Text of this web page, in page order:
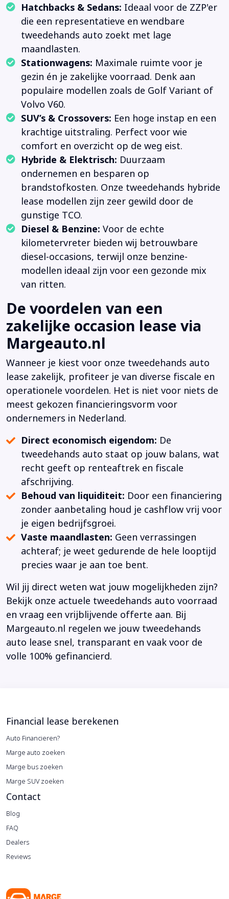
Hatchbacks & Sedans: Ideaal voor de ZZP'er
die een representatieve en wendbare
tweedehands auto zoekt met lage
maandlasten.
Stationwagens: Maximale ruimte voor je
gezin én je zakelijke voorraad. Denk aan
populaire modellen zoals de Golf Variant of
Volvo V60.
SUV’s & Crossovers: Een hoge instap en een
krachtige uitstraling. Perfect voor wie
comfort en overzicht op de weg eist.
Hybride & Elektrisch: Duurzaam
ondernemen en besparen op
brandstofkosten. Onze tweedehands hybride
lease modellen zijn zeer gewild door de
gunstige TCO.
Diesel & Benzine: Voor de echte
kilometervreter bieden wij betrouwbare
diesel-occasions, terwijl onze benzine-
modellen ideaal zijn voor een gezonde mix
van ritten.
De voordelen van een
zakelijke occasion lease via
Margeauto.nl
Wanneer je kiest voor onze tweedehands auto
lease zakelijk, profiteer je van diverse fiscale en
operationele voordelen. Het is niet voor niets de
meest gekozen financieringsvorm voor
ondernemers in Nederland.
Direct economisch eigendom: De
tweedehands auto staat op jouw balans, wat
recht geeft op renteaftrek en fiscale
afschrijving.
Behoud van liquiditeit: Door een financiering
zonder aanbetaling houd je cashflow vrij voor
je eigen bedrijfsgroei.
Vaste maandlasten: Geen verrassingen
achteraf; je weet gedurende de hele looptijd
precies waar je aan toe bent.
Wil jij direct weten wat jouw mogelijkheden zijn?
Bekijk onze actuele tweedehands auto voorraad
en vraag een vrijblijvende offerte aan. Bij
Margeauto.nl regelen we jouw tweedehands
auto lease snel, transparant en vaak voor de
volle 100% gefinancierd.
Financial lease berekenen
Auto Financieren?
Marge auto zoeken
Marge bus zoeken
Marge SUV zoeken
Contact
Blog
FAQ
Dealers
Reviews